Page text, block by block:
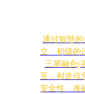
通过智慧
立、初级的
三屏融合(
互，创造信
安全性、准